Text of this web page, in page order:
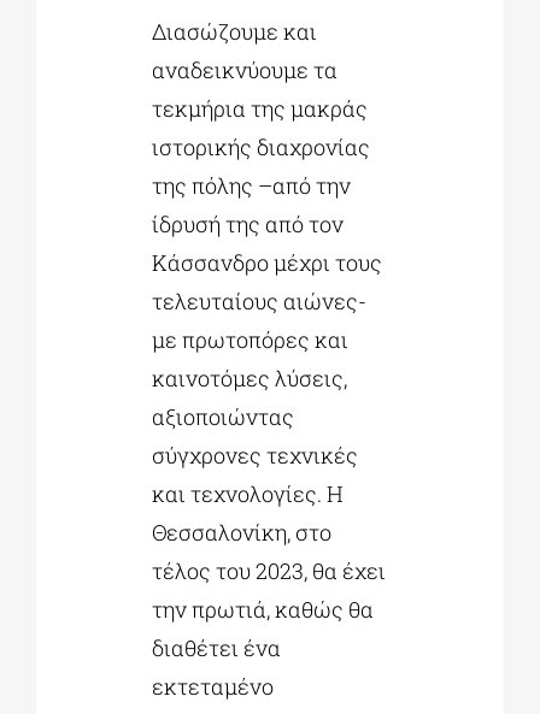
Διασώζουμε και
αναδεικνύουμε τα
τεκμήρια της μακράς
ιστορικής διαχρονίας
της πόλης –από την
ίδρυσή της από τον
Κάσσανδρο μέχρι τους
τελευταίους αιώνες-
με πρωτοπόρες και
καινοτόμες λύσεις,
αξιοποιώντας
σύγχρονες τεχνικές
και τεχνολογίες. Η
Θεσσαλονίκη, στο
τέλος του 2023, θα έχει
την πρωτιά, καθώς θα
διαθέτει ένα
εκτεταμένο